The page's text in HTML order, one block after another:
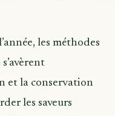
les méthodes
et la conservation
les saveurs